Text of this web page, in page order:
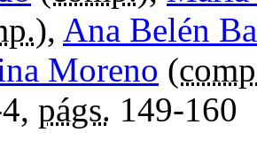
), Ana Belén
Moreno (
págs. 149-160